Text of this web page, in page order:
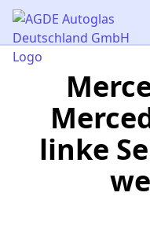
AGDE Autoglas
linke